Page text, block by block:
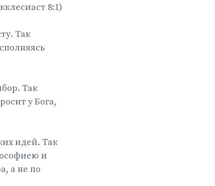
8:1)
Так
Так
у Бога,
идей. Так
и
а не по